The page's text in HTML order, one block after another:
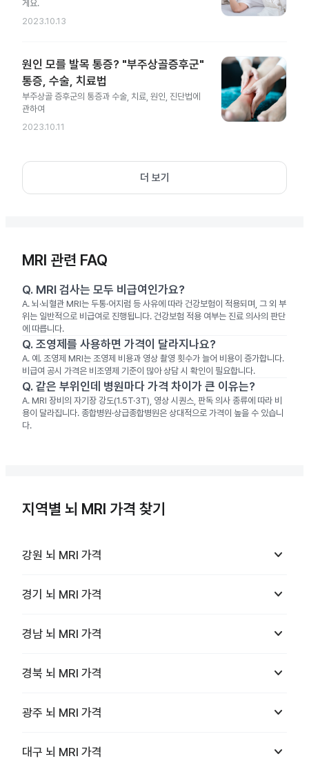
게요.
2023.10.13
원인 모를 발목 통증? "부주상골증후군"
통증, 수술, 치료법
부주상골 증후군의 통증과 수술, 치료, 원인, 진단법에
관하여
2023.10.11
더 보기
MRI 관련 FAQ
Q. MRI 검사는 모두 비급여인가요?
A. 뇌·뇌혈관 MRI는 두통·어지럼 등 사유에 따라 건강보험이 적용되며, 그 외 부
위는 일반적으로 비급여로 진행됩니다. 건강보험 적용 여부는 진료 의사의 판단
에 따릅니다.
Q. 조영제를 사용하면 가격이 달라지나요?
A. 예. 조영제 MRI는 조영제 비용과 영상 촬영 횟수가 늘어 비용이 증가합니다.
비급여 공시 가격은 비조영제 기준이 많아 상담 시 확인이 필요합니다.
Q. 같은 부위인데 병원마다 가격 차이가 큰 이유는?
A. MRI 장비의 자기장 강도(1.5T·3T), 영상 시퀀스, 판독 의사 종류에 따라 비
용이 달라집니다. 종합병원·상급종합병원은 상대적으로 가격이 높을 수 있습니
다.
지역별 뇌 MRI 가격 찾기
강원 뇌 MRI 가격 keyboard_arrow_down
경기 뇌 MRI 가격 keyboard_arrow_down
경남 뇌 MRI 가격 keyboard_arrow_down
경북 뇌 MRI 가격 keyboard_arrow_down
광주 뇌 MRI 가격 keyboard_arrow_down
대구 뇌 MRI 가격 keyboard_arrow_down